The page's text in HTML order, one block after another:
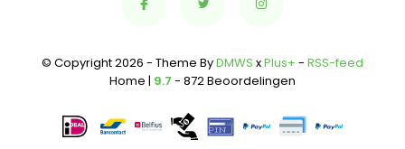
© Copyright 2026 - Theme ByDMWS xPlus+ - RSS-feed
Home | 9.7 - 872 Beoordelingen